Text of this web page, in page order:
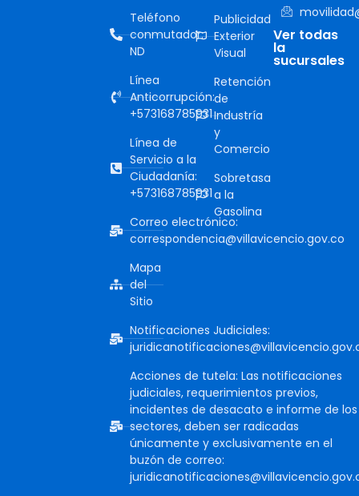
Teléfono
conmutador:
ND
Línea
Anticorrupción:
+573168785931
Línea de
Servicio a la
Ciudadanía:
+573168785931
Correo electrónico:
correspondencia@villavicencio.gov.co
Mapa
del
Sitio
Notificaciones Judiciales:
Acciones de tutela: Las notificaciones
judiciales, requerimientos previos,
incidentes de desacato e informe de los
sectores, deben ser radicadas
únicamente y exclusivamente en el
buzón de correo:
Publicidad
Exterior
Visual
Retención
de
Industría
y
Comercio
Sobretasa
a la
Gasolina
Ver todas
la
sucursales